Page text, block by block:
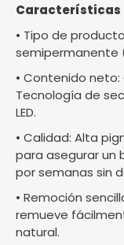
Características
• Tipo de
semipermanente
• Contenido neto:
Tecnología de
LED.
• Calidad: Alta
para asegurar un
por semanas sin
• Remoción
remueve
natural.